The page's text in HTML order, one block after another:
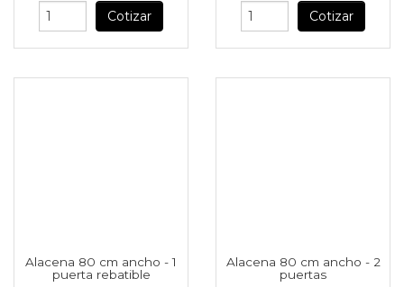
Cotizar Cotizar
Alacena 80 cm ancho - 1
puerta rebatible
Alacena 80 cm ancho - 2
puertas